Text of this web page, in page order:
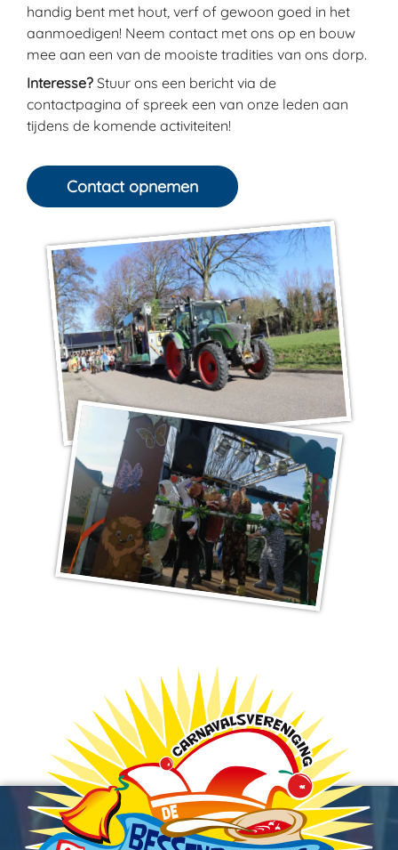
handig bent met hout, verf of gewoon goed in het
aanmoedigen! Neem contact met ons op en bouw
mee aan een van de mooiste tradities van ons dorp.
Interesse? Stuur ons een bericht via de
contactpagina of spreek een van onze leden aan
tijdens de komende activiteiten!
Contact opnemen